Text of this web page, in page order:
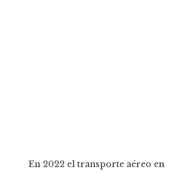
En 2022 el transporte aéreo en